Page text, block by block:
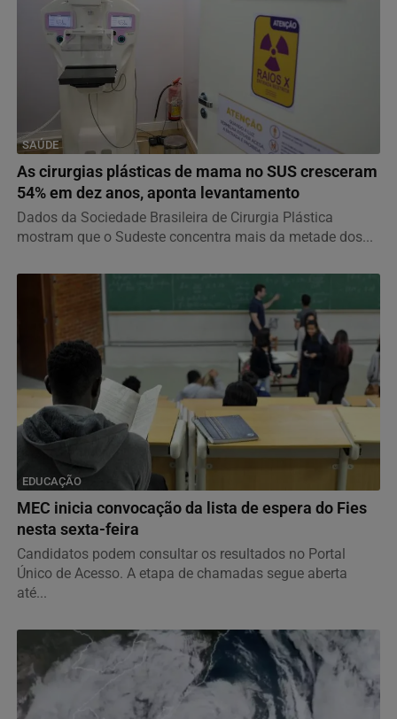
SAÚDE
As cirurgias plásticas de mama no SUS cresceram
54% em dez anos, aponta levantamento
Dados da Sociedade Brasileira de Cirurgia Plástica
mostram que o Sudeste concentra mais da metade dos...
EDUCAÇÃO
MEC inicia convocação da lista de espera do Fies
nesta sexta-feira
Candidatos podem consultar os resultados no Portal
Único de Acesso. A etapa de chamadas segue aberta
até...